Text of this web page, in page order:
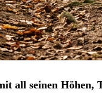
all seinen Höhen,